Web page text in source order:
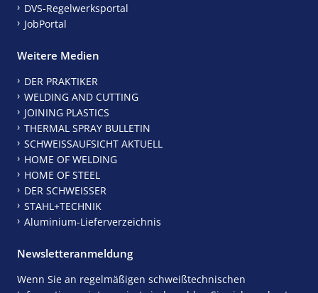
DVS-Regelwerksportal
JobPortal
Weitere Medien
DER PRAKTIKER
WELDING AND CUTTING
JOINING PLASTICS
THERMAL SPRAY BULLETIN
SCHWEISSAUFSICHT AKTUELL
HOME OF WELDING
HOME OF STEEL
DER SCHWEISSER
STAHL+TECHNIK
Aluminium-Lieferverzeichnis
Newsletteranmeldung
Wenn Sie an regelmäßigen schweißtechnischen